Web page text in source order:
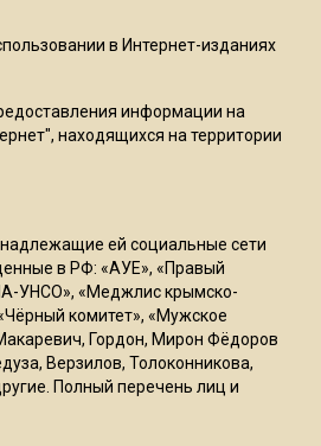
банкротства
хлебозавода в
массово
из-за жары в
в Интернет-изданиях
информации на
находящихся на территории
ей социальные сети
в РФ: «АУЕ», «Правый
УНСО», «Меджлис крымско-
комитет», «Мужское
Гордон, Мирон Фёдоров
Верзилов, Толоконникова,
Полный перечень лиц и